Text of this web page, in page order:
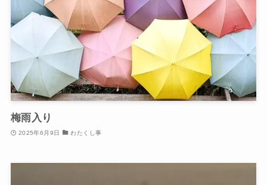
梅雨入り
2025年6月9日 わたくし事